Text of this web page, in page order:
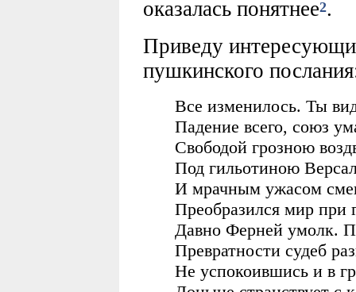
оказалась понятнее2.
Приведу
пушкинского
Все изменилось. Ты
Падение всего, союз
Свободой грозною
Под гильотиною
И мрачным ужасом
Преобразился мир при
Давно Ферней умолк.
Превратности судеб
Не успокоившись и в